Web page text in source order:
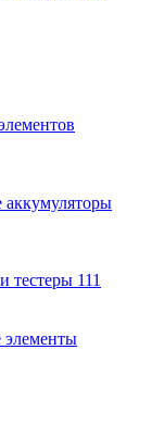
тестеры 111